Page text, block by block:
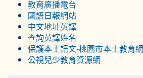
教育廣播電台
國語日報網站
中文地址英譯
查詢英譯姓名
保護本土語文-桃園市本土教育網
公視兒少教育資源網